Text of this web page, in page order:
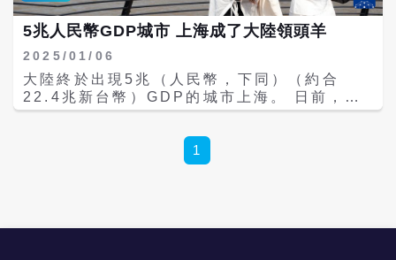
5兆人民幣GDP城市 上海成了大陸領頭羊
2025/01/06
大陸終於出現5兆（人民幣，下同）（約合
22.4兆新台幣）GDP的城市上海。 日前，上
海市官方發布的新年賀詞表示，2024年全市生
GDP已達4.72兆元，考慮到前三季4.7%的增
速，加上經濟普查的預期調增，上海GDP總量
1